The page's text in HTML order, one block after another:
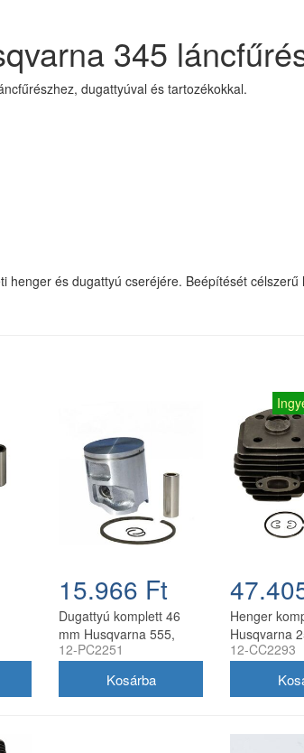
345
dugattyúval és tartozékokkal.
henger és dugattyú cseréjére. Beépítését
15.966 Ft
Dugattyú komplett 46
mm Husqvarna 555,
560, 562XP utángyártott
12-PC2251
Henger
Husqvarna
12-CC2293